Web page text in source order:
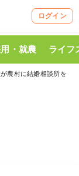
ログイン
・就農 ライフ
農村に結婚相談所を